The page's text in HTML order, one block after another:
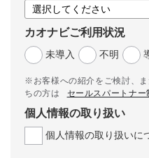
カオナビご利用状況
未導入
不明
※お客様への紹介をご検討、
ちの方は
セールスパートナー
個人情報の取り扱い
個人情報の取り扱いに